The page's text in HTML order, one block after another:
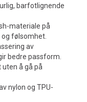
barfotlignende
materiale på
følsomhet.
av
bedre passform.
å gå på
nylon og TPU-